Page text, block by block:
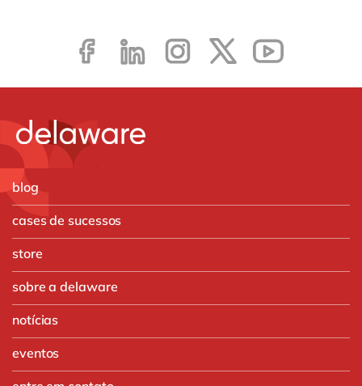
blog
cases de sucessos
store
sobre a delaware
notícias
eventos